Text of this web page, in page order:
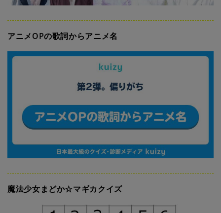
アニメOPの歌詞からアニメ名
魔法少女まどか☆マギカクイズ